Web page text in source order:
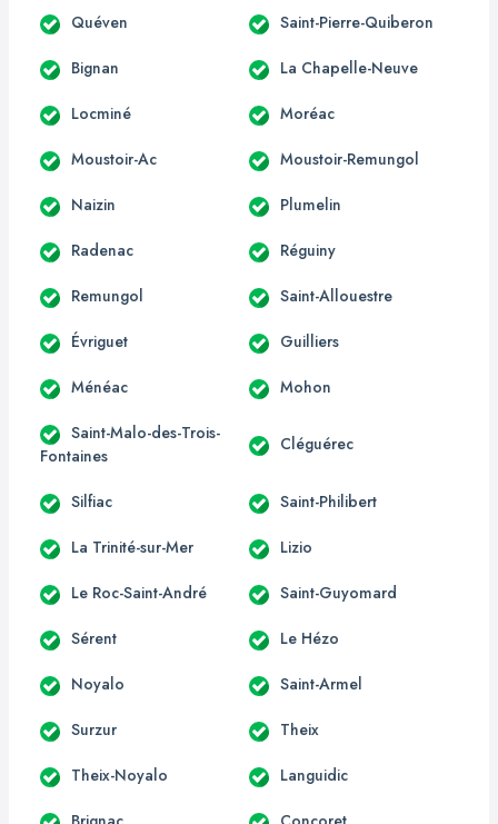
Quéven Saint-Pierre-Quiberon
Bignan La Chapelle-Neuve
Locminé Moréac
Moustoir-Ac Moustoir-Remungol
Naizin Plumelin
Radenac Réguiny
Remungol Saint-Allouestre
Évriguet Guilliers
Ménéac Mohon
Saint-Malo-des-Trois-
Fontaines
Cléguérec
Silfiac Saint-Philibert
La Trinité-sur-Mer Lizio
Le Roc-Saint-André Saint-Guyomard
Sérent Le Hézo
Noyalo Saint-Armel
Surzur Theix
Theix-Noyalo Languidic